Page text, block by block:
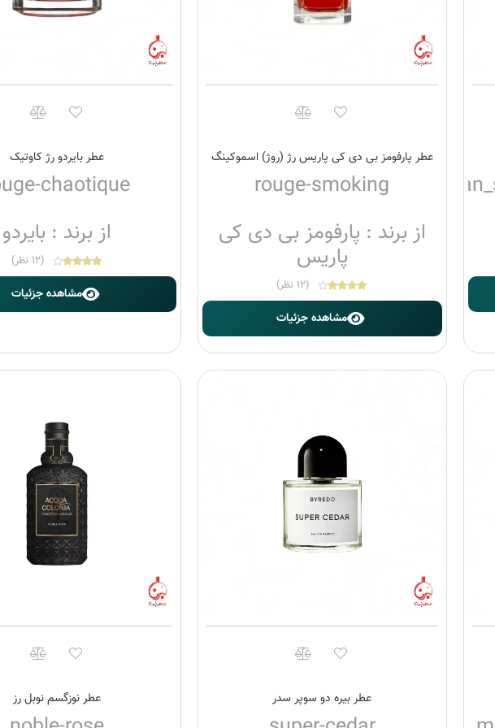
عطر پارفومز بی دی کی پاریس رژ (روژ) اسموکینگ
rouge-smoking
از برند : پارفومز بی دی کی
پاریس
(12 نظر)
مشاهده جزئیات
عطر بایردو رژ کاوتیک
chaotique
از برند : بایردو
(12 نظر)
مشاهده جزئیات
عطر بیره دو سوپر سدر عطر نوزگسم نوبل رز